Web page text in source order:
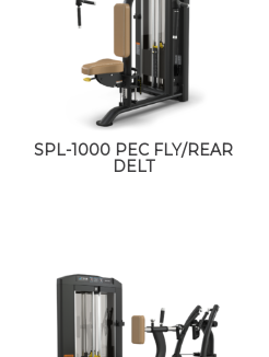
SPL-1000 PEC FLY/REAR
DELT